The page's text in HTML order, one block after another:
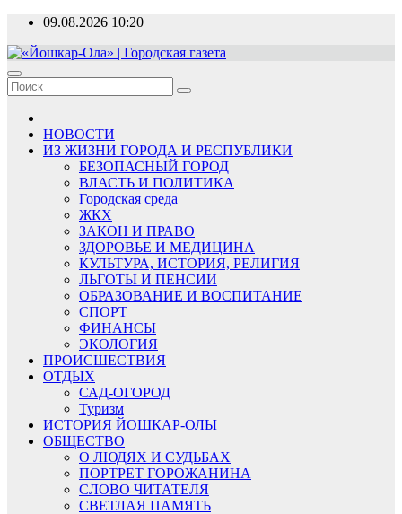
Перейти
содержимому
09.08.2026 10:20
«Йошкар-Ола» | Городская газета
Новости, события, люди
НОВОСТИ
ИЗ ЖИЗНИ ГОРОДА И РЕСПУБЛИКИ
БЕЗОПАСНЫЙ ГОРОД
ВЛАСТЬ И ПОЛИТИКА
Городская среда
ЖКХ
ЗАКОН И ПРАВО
ЗДОРОВЬЕ И МЕДИЦИНА
КУЛЬТУРА, ИСТОРИЯ, РЕЛИГИЯ
ЛЬГОТЫ И ПЕНСИИ
ОБРАЗОВАНИЕ И ВОСПИТАНИЕ
СПОРТ
ФИНАНСЫ
ЭКОЛОГИЯ
ПРОИСШЕСТВИЯ
ОТДЫХ
САД-ОГОРОД
Туризм
ИСТОРИЯ ЙОШКАР-ОЛЫ
ОБЩЕСТВО
О ЛЮДЯХ И СУДЬБАХ
ПОРТРЕТ ГОРОЖАНИНА
СЛОВО ЧИТАТЕЛЯ
СВЕТЛАЯ ПАМЯТЬ